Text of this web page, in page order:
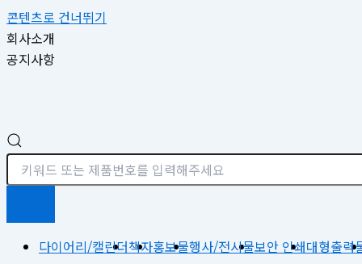
콘텐츠로 건너뛰기
회사소개
공지사항
다이어리/캘린더책자홍보물행사/전시물보안 인쇄대형출력